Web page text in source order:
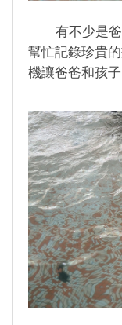
有不少是爸
幫忙記錄珍貴
機讓爸爸和孩